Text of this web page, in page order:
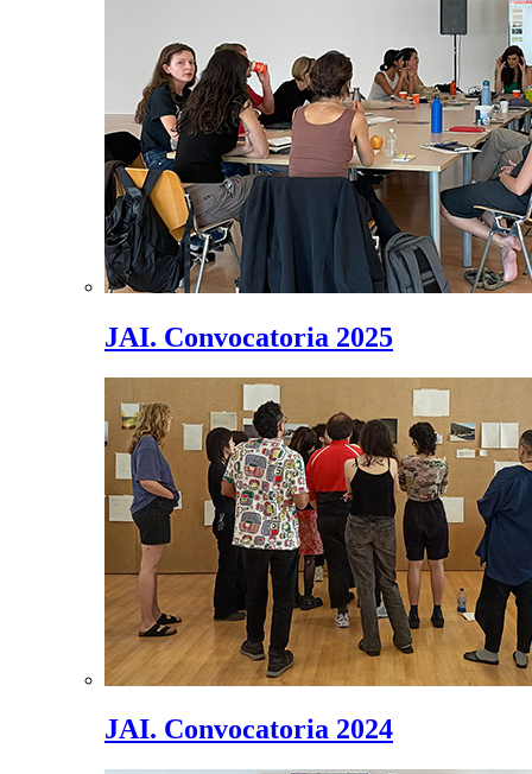
JAI. Convocatoria 2025
JAI. Convocatoria 2024